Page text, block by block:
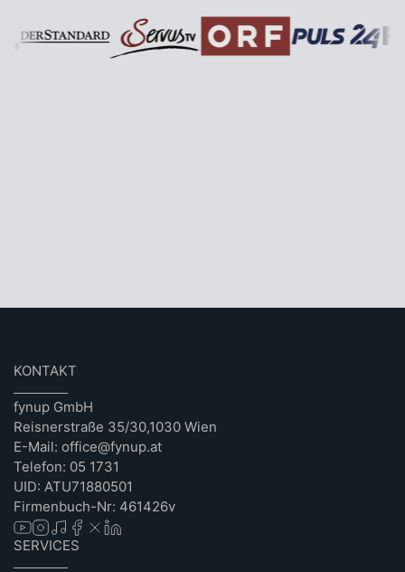
KONTAKT
fynup GmbH
Reisnerstraße 35/30,1030 Wien
E-Mail: office@fynup.at
Telefon: 05 1731
UID: ATU71880501
Firmenbuch-Nr: 461426v
SERVICES